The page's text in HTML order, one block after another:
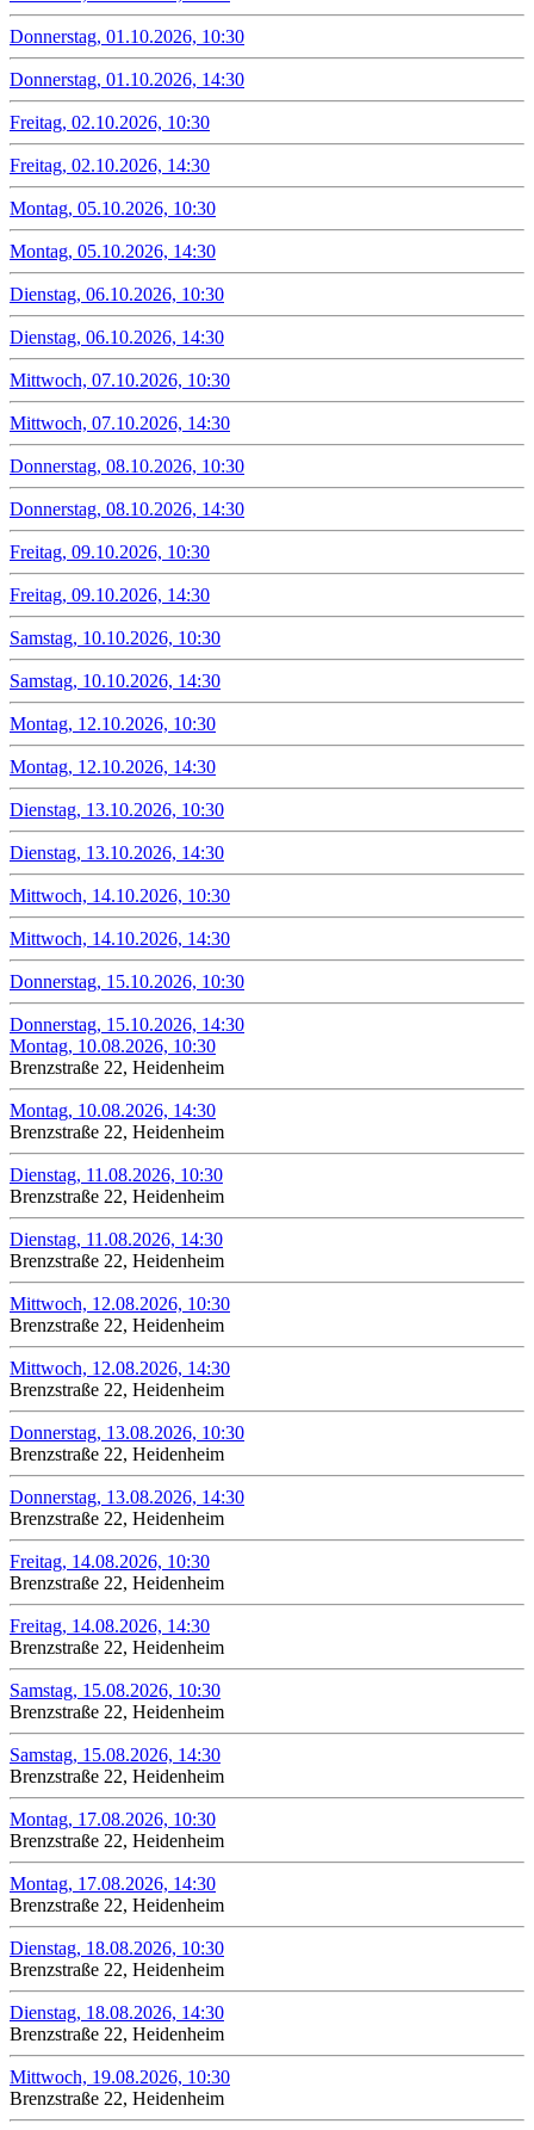
Donnerstag, 01.10.2026, 10:30
Donnerstag, 01.10.2026, 14:30
Freitag, 02.10.2026, 10:30
Freitag, 02.10.2026, 14:30
Montag, 05.10.2026, 10:30
Montag, 05.10.2026, 14:30
Dienstag, 06.10.2026, 10:30
Dienstag, 06.10.2026, 14:30
Mittwoch, 07.10.2026, 10:30
Mittwoch, 07.10.2026, 14:30
Donnerstag, 08.10.2026, 10:30
Donnerstag, 08.10.2026, 14:30
Freitag, 09.10.2026, 10:30
Freitag, 09.10.2026, 14:30
Samstag, 10.10.2026, 10:30
Samstag, 10.10.2026, 14:30
Montag, 12.10.2026, 10:30
Montag, 12.10.2026, 14:30
Dienstag, 13.10.2026, 10:30
Dienstag, 13.10.2026, 14:30
Mittwoch, 14.10.2026, 10:30
Mittwoch, 14.10.2026, 14:30
Donnerstag, 15.10.2026, 10:30
Donnerstag, 15.10.2026, 14:30
Montag, 10.08.2026, 10:30
Brenzstraße 22, Heidenheim
Montag, 10.08.2026, 14:30
Brenzstraße 22, Heidenheim
Dienstag, 11.08.2026, 10:30
Brenzstraße 22, Heidenheim
Dienstag, 11.08.2026, 14:30
Brenzstraße 22, Heidenheim
Mittwoch, 12.08.2026, 10:30
Brenzstraße 22, Heidenheim
Mittwoch, 12.08.2026, 14:30
Brenzstraße 22, Heidenheim
Donnerstag, 13.08.2026, 10:30
Brenzstraße 22, Heidenheim
Donnerstag, 13.08.2026, 14:30
Brenzstraße 22, Heidenheim
Freitag, 14.08.2026, 10:30
Brenzstraße 22, Heidenheim
Freitag, 14.08.2026, 14:30
Brenzstraße 22, Heidenheim
Samstag, 15.08.2026, 10:30
Brenzstraße 22, Heidenheim
Samstag, 15.08.2026, 14:30
Brenzstraße 22, Heidenheim
Montag, 17.08.2026, 10:30
Brenzstraße 22, Heidenheim
Montag, 17.08.2026, 14:30
Brenzstraße 22, Heidenheim
Dienstag, 18.08.2026, 10:30
Brenzstraße 22, Heidenheim
Dienstag, 18.08.2026, 14:30
Brenzstraße 22, Heidenheim
Mittwoch, 19.08.2026, 10:30
Brenzstraße 22, Heidenheim